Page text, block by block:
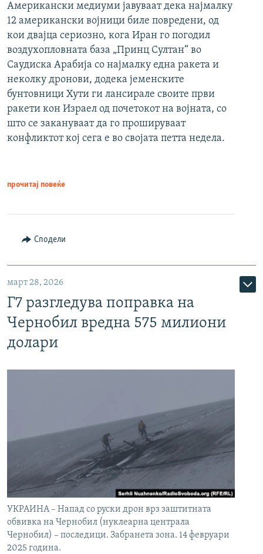
Американски медиуми јавуваат дека најмалку
12 американски војници биле повредени, од
кои двајца сериозно, кога Иран го погодил
воздухопловната база „Принц Султан“ во
Саудиска Арабија со најмалку една ракета и
неколку дронови, додека јеменските
бунтовници Хути ги лансирале своите први
ракети кон Израел од почетокот на војната, со
што се закануваат да го прошируваат
конфликтот кој сега е во својата петта недела.
прочитај повеќе
Сподели
март 28, 2026
Г7 разгледува поправка на
Чернобил вредна 575 милиони
долари
УКРАИНА – Напад со руски дрон врз заштитната
обвивка на Чернобил (нуклеарна централа
Чернобил) – последици. Забранета зона. 14 февруари
2025 година.